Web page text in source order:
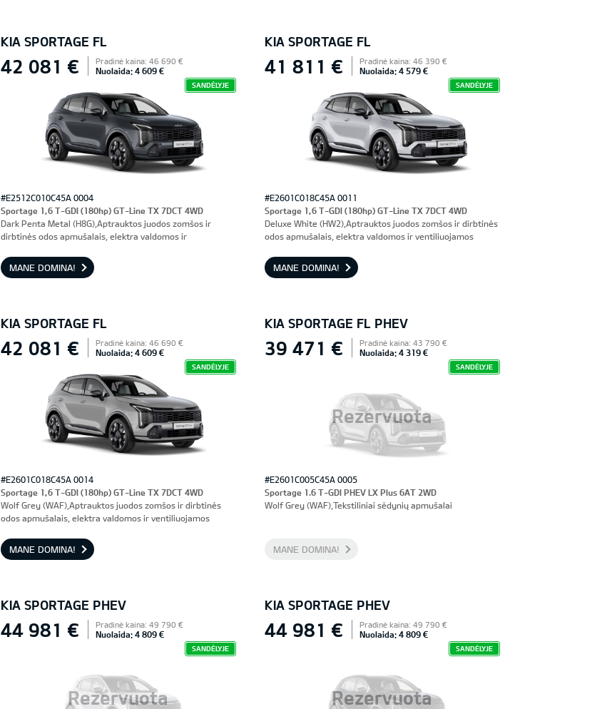
KIA SPORTAGE FL
42 081 € Pradinė kaina: 46 690 €
Nuolaida: 4 609 €
SANDĖLYJE
#E2512C010C45A 0004
Sportage 1,6 T-GDI (180hp) GT-Line TX 7DCT 4WD
Dark Penta Metal (H8G),Aptrauktos juodos zomšos ir
dirbtinės odos apmušalais, elektra valdomos ir
atmintimi
MANE DOMINA!
KIA SPORTAGE FL
41 811 € Pradinė kaina: 46 390 €
Nuolaida: 4 579 €
SANDĖLYJE
#E2601C018C45A 0011
Sportage 1,6 T-GDI (180hp) GT-Line TX 7DCT 4WD
Deluxe White (HW2),Aptrauktos juodos zomšos ir dirbtinės
odos apmušalais, elektra valdomos ir ventiliuojamos
MANE DOMINA!
KIA SPORTAGE FL
42 081 € Pradinė kaina: 46 690 €
Nuolaida: 4 609 €
SANDĖLYJE
#E2601C018C45A 0014
Sportage 1,6 T-GDI (180hp) GT-Line TX 7DCT 4WD
Wolf Grey (WAF),Aptrauktos juodos zomšos ir dirbtinės
odos apmušalais, elektra valdomos ir ventiliuojamos
MANE DOMINA!
KIA SPORTAGE FL PHEV
Rezervuota
39 471 € Pradinė kaina: 43 790 €
Nuolaida: 4 319 €
SANDĖLYJE
#E2601C005C45A 0005
Sportage 1.6 T-GDI PHEV LX Plus 6AT 2WD
Wolf Grey (WAF),Tekstiliniai sėdynių apmušalai
MANE DOMINA!
KIA SPORTAGE PHEV
Rezervuota
44 981 € Pradinė kaina: 49 790 €
Nuolaida: 4 809 €
SANDĖLYJE
KIA SPORTAGE PHEV
Rezervuota
44 981 € Pradinė kaina: 49 790 €
Nuolaida: 4 809 €
SANDĖLYJE